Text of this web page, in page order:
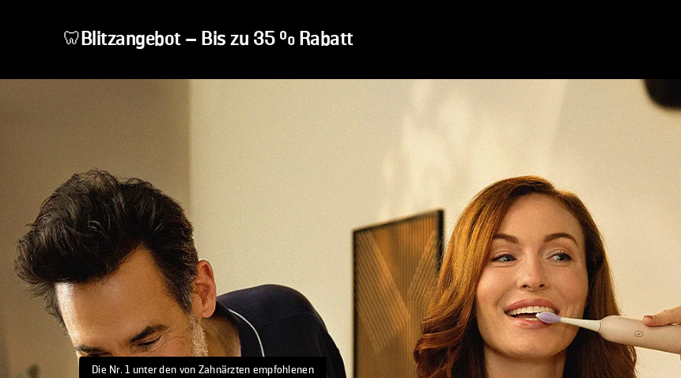
🦷Blitzangebot – Bis zu 35 % Rabatt
Die Nr. 1 unter den von Zahnärzten empfohlenen